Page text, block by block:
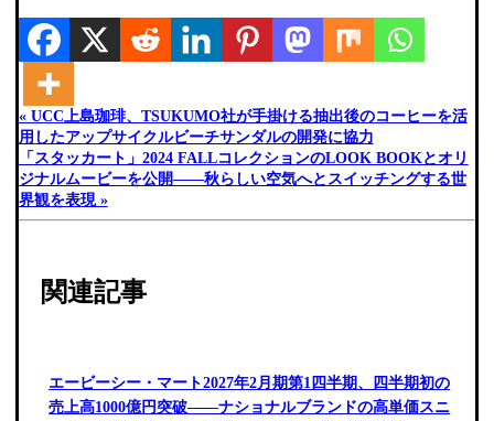
« UCC上島珈琲、TSUKUMO社が手掛ける抽出後のコーヒーを活
用したアップサイクルビーチサンダルの開発に協力
「スタッカート」2024 FALLコレクションのLOOK BOOKとオリ
ジナルムービーを公開――秋らしい空気へとスイッチングする世
界観を表現 »
関連記事
エービーシー・マート2027年2月期第1四半期、四半期初の
売上高1000億円突破――ナショナルブランドの高単価スニ